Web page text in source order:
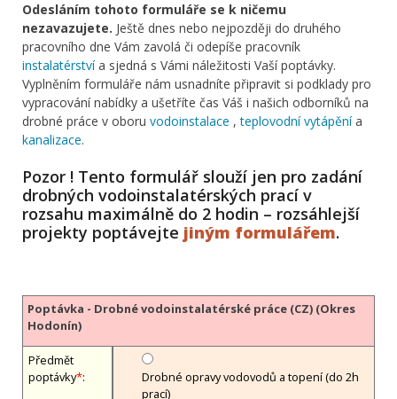
Odesláním tohoto formuláře se k ničemu
nezavazujete. Ještě dnes nebo nejpozději do druhého
pracovního dne Vám zavolá či odepíše pracovník
instalatérstvía sjedná s Vámi náležitosti Vaší poptávky.
Vyplněním formuláře nám usnadníte připravit si podklady pro
vypracování nabídky a ušetříte čas Váš i našich odborníků na
drobné práce v oboru vodoinstalace ,teplovodní vytápěnía
kanalizace.
Pozor ! Tento formulář slouží jen pro zadání
drobných vodoinstalatérských prací v
rozsahu maximálně do 2 hodin – rozsáhlejší
projekty poptávejte jiným formulářem.
Poptávka - Drobné vodoinstalatérské práce (CZ) (Okres
Hodonín)
Předmět
poptávky*:
Drobné opravy vodovodů a topení (do 2h
prací)